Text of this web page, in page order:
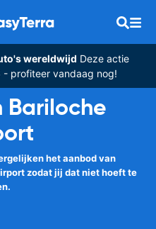
wereldwijd Deze actie
- profiteer vandaag nog!
Bariloche
het aanbod van
zodat jij dat niet hoeft te